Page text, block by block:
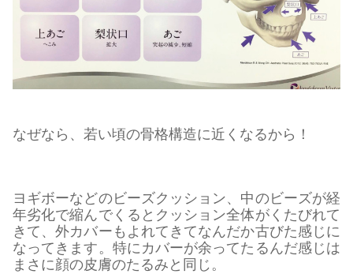
なぜなら、若い頃の骨格構造に近くなるから！
ヨギボーなどのビーズクッション、中のビーズが経
年劣化で縮んでくるとクッション全体がくたびれて
きて、外カバーもよれてきてなんだか古びた感じに
なってきます。特にカバーが余ってたるんだ感じは
まさに顔の皮膚のたるみと同じ。